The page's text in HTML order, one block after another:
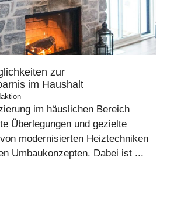
zur
im Haushalt
im häuslichen Bereich
Überlegungen und gezielte
modernisierten Heiztechniken
Umbaukonzepten. Dabei ist ...